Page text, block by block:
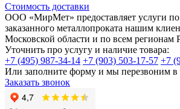
Стоимость доставки
ООО «МирМет» предоставляет услуги по
заказанного металлопроката нашим
Московской области и по всем регионам
Уточнить про услугу и наличие товара:
+7 (495) 987-34-14 +7 (903) 503-17-57 +7
Или заполните форму и мы перезвоним в
Заказать звонок